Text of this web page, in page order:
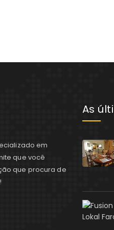
em
que você
que procura de
As